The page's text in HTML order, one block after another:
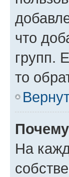
что
групп.
то
На